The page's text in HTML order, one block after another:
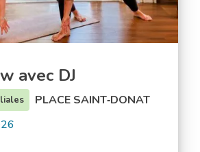
avec DJ
PLACE SAINT‑DONAT